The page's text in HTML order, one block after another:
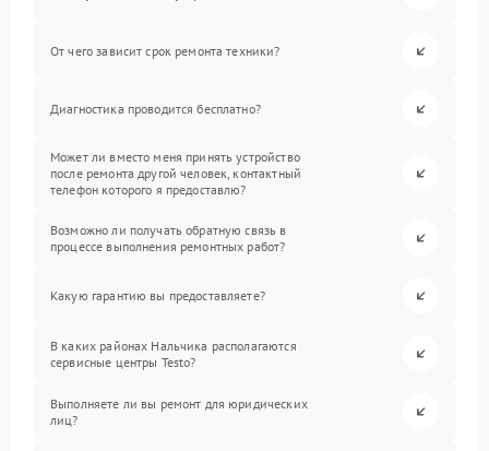
От чего зависит срок ремонта техники?
Диагностика проводится бесплатно?
Может ли вместо меня принять устройство
после ремонта другой человек, контактный
телефон которого я предоставлю?
Возможно ли получать обратную связь в
процессе выполнения ремонтных работ?
Какую гарантию вы предоставляете?
В каких районах Нальчика располагаются
сервисные центры Testo?
Выполняете ли вы ремонт для юридических
лиц?